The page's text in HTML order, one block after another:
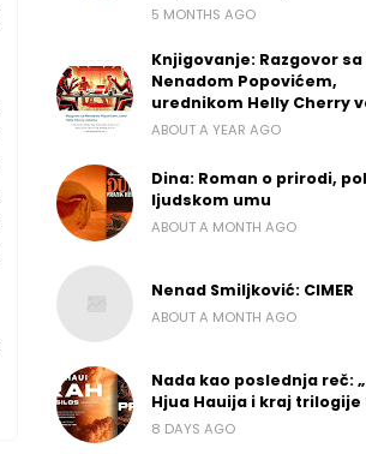
5 MONTHS AGO
Knjigovanje: Razgovor sa
Nenadom Popovićem,
urednikom Helly Cherry
ABOUT A YEAR AGO
Dina: Roman o prirodi,
ljudskom umu
ABOUT A MONTH AGO
Nenad Smiljković: CIMER
ABOUT A MONTH AGO
Nada kao poslednja reč:
Hjua Hauija i kraj trilogije
8 DAYS AGO